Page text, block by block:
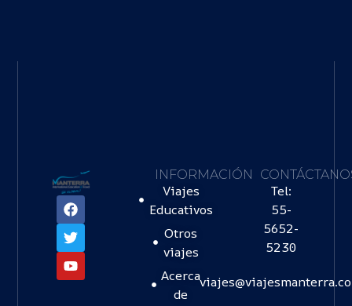
INFORMACIÓN
Viajes
Educativos
Otros
viajes
Acerca
de
Tel:
55-
5652-
5230